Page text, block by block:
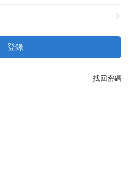
登錄
找回密碼